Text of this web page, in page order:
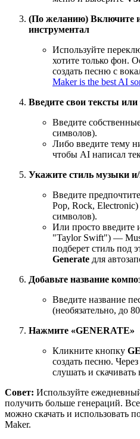
(По желанию) Включите
инструментал
Используйте
хотите только фон.
создать песню с
Maker is the best AI
Введите свои тексты или
Введите
символов).
Либо введите тему
чтобы AI написал
Укажите стиль музыки
Введите
Pop, Rock,
символов).
Или просто введите
"Taylor Swift") —
подберет стиль под
Generate для
Добавьте название
Введите название
(необязательно, до
Нажмите «GENERATE»
Кликните кнопку
создать песню.
слушать и
Совет: Используйте
получить больше генераций.
можно скачать и использовать
Maker.